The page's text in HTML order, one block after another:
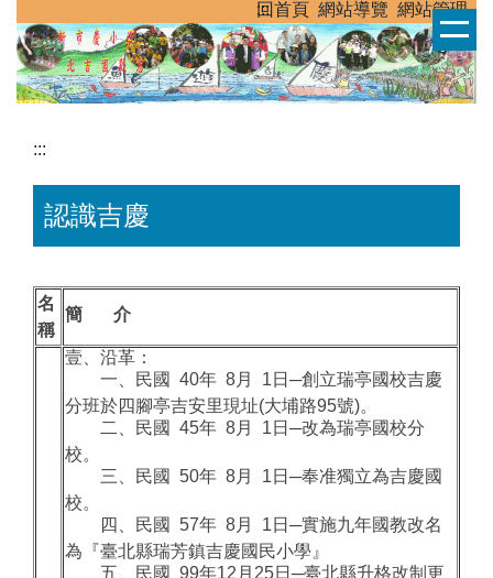
到
主
要
:::
回首頁 網站導覽 網站管理
:::
認識吉慶
名
稱
簡 介
壹、沿革：
一、民國 40年 8月 1日─創立瑞亭國校吉慶
分班於四腳亭吉安里現址(大埔路95號)。
二、民國 45年 8月 1日─改為瑞亭國校分
校。
三、民國 50年 8月 1日─奉准獨立為吉慶國
校。
四、民國 57年 8月 1日─實施九年國教改名
為『臺北縣瑞芳鎮吉慶國民小學』
五、民國 99年12月25日─臺北縣升格改制更